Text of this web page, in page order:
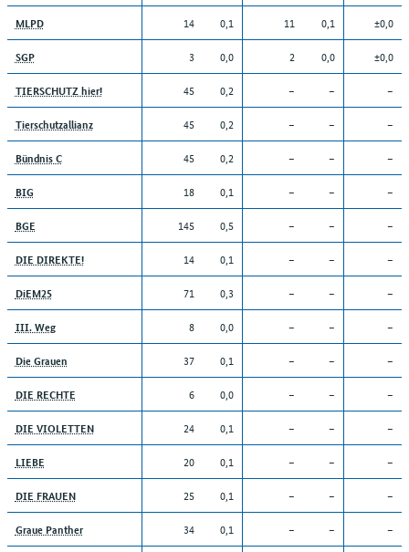
MLPD 14 0,1 11 0,1 ±0,0
SGP 3 0,0 2 0,0 ±0,0
TIERSCHUTZ hier! 45 0,2 – – –
Tierschutzallianz 45 0,2 – – –
Bündnis C 45 0,2 – – –
BIG 18 0,1 – – –
BGE 145 0,5 – – –
DIE DIREKTE! 14 0,1 – – –
DiEM25 71 0,3 – – –
III. Weg 8 0,0 – – –
Die Grauen 37 0,1 – – –
DIE RECHTE 6 0,0 – – –
DIE VIOLETTEN 24 0,1 – – –
LIEBE 20 0,1 – – –
DIE FRAUEN 25 0,1 – – –
Graue Panther 34 0,1 – – –